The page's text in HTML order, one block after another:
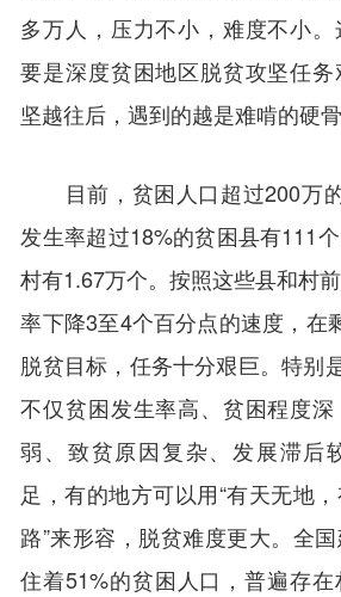
多万人，压力不小，难度不小
要是深度贫困地区脱贫攻坚任
坚越往后，遇到的越是难啃的硬骨
目前，贫困人口超过200万
发生率超过18%的贫困县有111
村有1.67万个。按照这些县和村
率下降3至4个百分点的速度，在
脱贫目标，任务十分艰巨。特别
不仅贫困发生率高、贫困程度
弱、致贫原因复杂、发展滞后
足，有的地方可以用“有天无地
路”来形容，脱贫难度更大。全
住着51%的贫困人口，普遍存